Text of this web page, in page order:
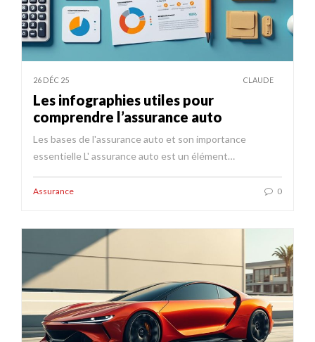
26 DÉC 25 CLAUDE
Les infographies utiles pour
comprendre l’assurance auto
Les bases de l'assurance auto et son importance
essentielle L' assurance auto est un élément…
Assurance 0